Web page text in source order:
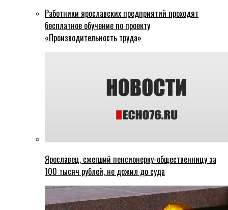
Работники ярославских предприятий проходят
бесплатное обучение по проекту
«Производительность труда»
Ярославец, сжегший пенсионерку-общественницу за
100 тысяч рублей, не дожил до суда